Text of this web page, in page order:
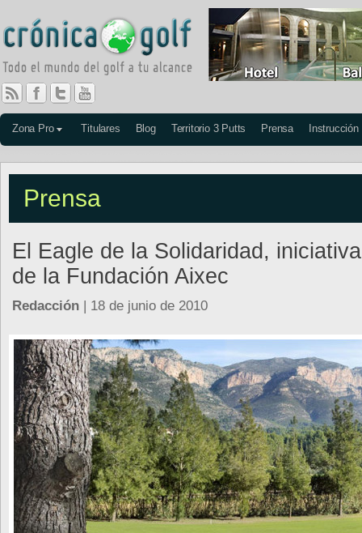
Zona Pro Titulares Blog Territorio 3 Putts Prensa Instrucción
Prensa
El Eagle de la Solidaridad, iniciativa
de la Fundación Aixec
Redacción | 18 de junio de 2010